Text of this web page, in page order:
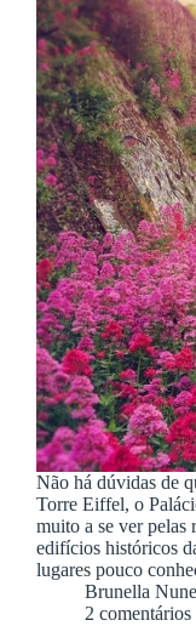
Não há dúvidas de
Torre Eiffel, o
muito a se ver pelas
edifícios históricos
lugares pouco
Brunella
2 comentários